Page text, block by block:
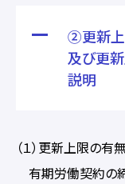
②更新上
及び更
説明
（１）更新上限の
有期労働契約の